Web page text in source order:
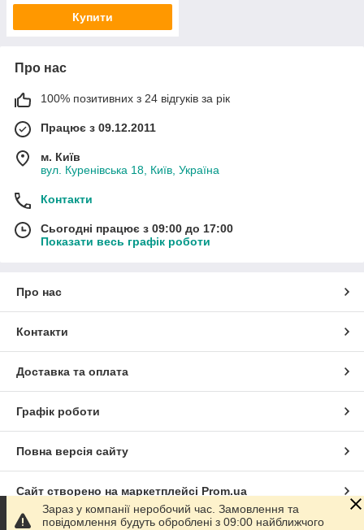
Купити
Про нас
100% позитивних з 24 відгуків за рік
Працює з 09.12.2011
м. Київ
вул. Куренівська 18, Київ, Україна
Контакти
Сьогодні працює з 09:00 до 17:00
Показати весь графік роботи
Про нас
Контакти
Доставка та оплата
Графік роботи
Повна версія сайту
Сайт створено на маркетплейсі Prom.ua
Зараз у компанії неробочий час. Замовлення та
повідомлення будуть оброблені з 09:00 найближчого